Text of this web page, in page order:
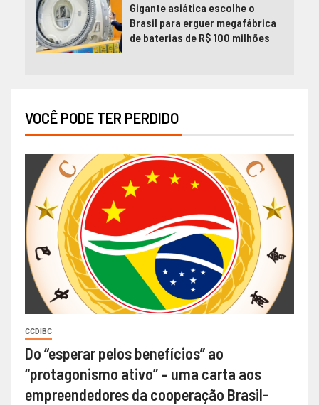
Gigante asiática escolhe o
Brasil para erguer megafábrica
de baterias de R$ 100 milhões
VOCÊ PODE TER PERDIDO
CCDIBC
Do “esperar pelos benefícios” ao
“protagonismo ativo” – uma carta aos
empreendedores da cooperação Brasil-